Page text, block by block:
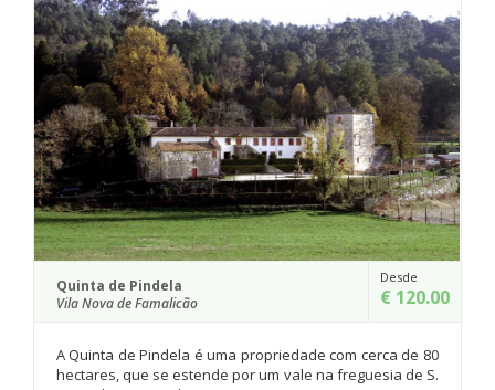
€ 120.00
é uma propriedade com cerca de 80
por um vale na freguesia de S.